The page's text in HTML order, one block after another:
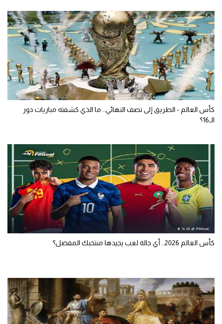
كأس العالم - الطريق إلى نصف النهائي.. ما الذي كشفته مباريات دور
الـ16؟
كأس العالم 2026.. أي حالة لعب يجيدها منتخبك المفضل؟